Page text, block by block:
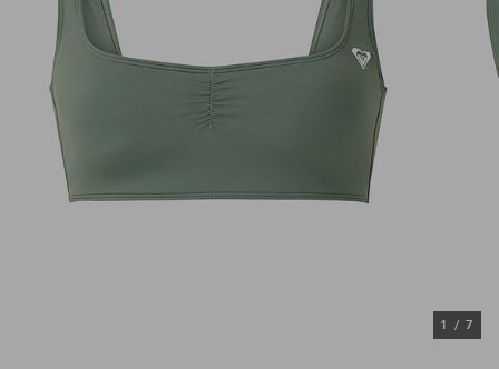
1 / 7